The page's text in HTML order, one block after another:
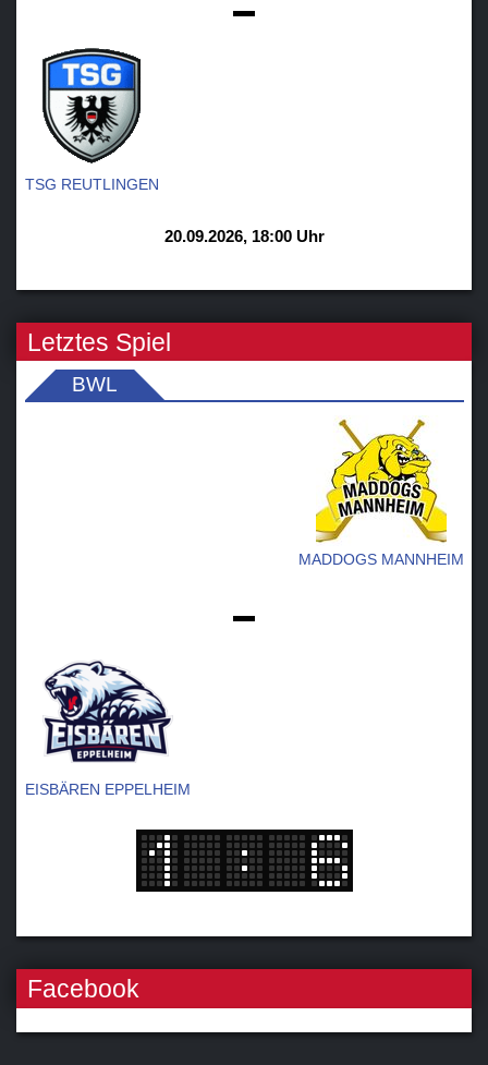
TSG REUTLINGEN
20.09.2026, 18:00 Uhr
Letztes Spiel
BWL
MADDOGS MANNHEIM
-
EISBÄREN EPPELHEIM
Facebook